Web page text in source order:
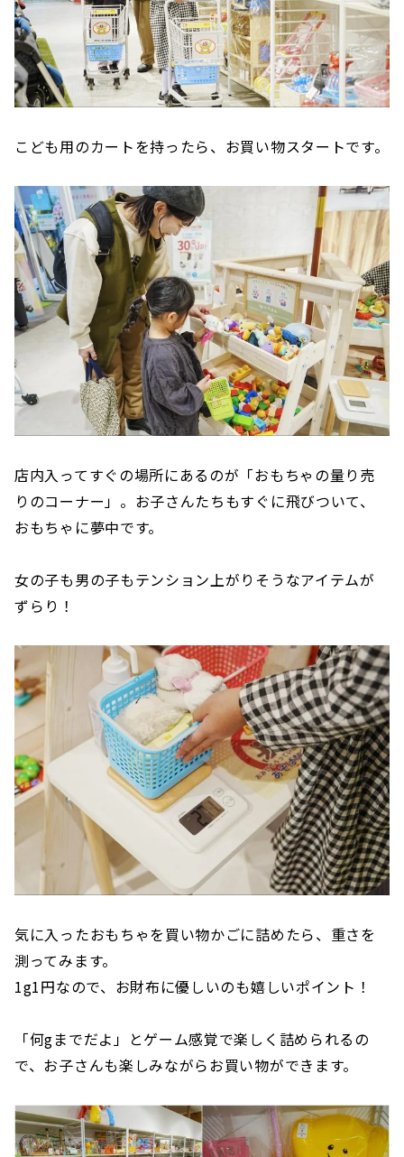
こども用のカートを持ったら、お買い物スタートです。
店内入ってすぐの場所にあるのが「おもちゃの量り売
りのコーナー」。お子さんたちもすぐに飛びついて、
おもちゃに夢中です。
女の子も男の子もテンション上がりそうなアイテムが
ずらり！
気に入ったおもちゃを買い物かごに詰めたら、重さを
測ってみます。
1g1円なので、お財布に優しいのも嬉しいポイント！
「何gまでだよ」とゲーム感覚で楽しく詰められるの
で、お子さんも楽しみながらお買い物ができます。